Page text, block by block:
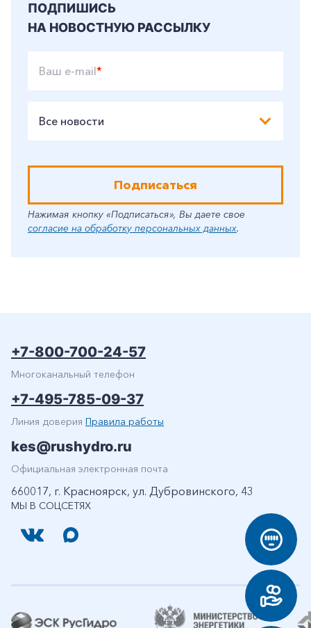
ПОДПИШИСЬ
НА НОВОСТНУЮ РАССЫЛКУ
Ваш e-mail*
Все новости
Подписаться
Нажимая кнопку «Подписаться», Вы даете свое
согласие на обработку персональных данных.
МЫ В СОЦСЕТЯХ
+7-800-700-24-57
Многоканальный телефон
+7-495-785-09-37
Линия доверия Правила работы
kes@rushydro.ru
Официальная электронная почта
660017, г. Красноярск, ул. Дубровинского, 43